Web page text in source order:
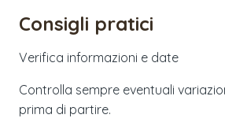
Consigli pratici
Verifica informazioni e date
Controlla sempre eventuali
prima di partire.